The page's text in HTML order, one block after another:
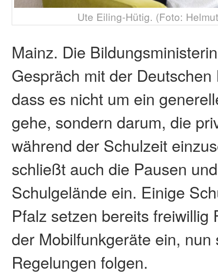
Ute Eiling-Hütig. (Foto:
Mainz. Die
Gespräch mit der
dass es nicht um ein
gehe, sondern darum, die
während der Schulzeit
schließt auch die Pausen
Schulgelände ein. Einige
Pfalz setzen bereits freiwillig
der Mobilfunkgeräte ein,
Regelungen folgen.